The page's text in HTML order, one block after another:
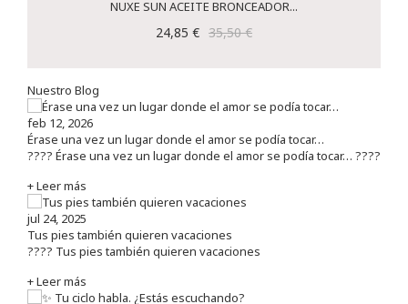
NUXE SUN ACEITE BRONCEADOR...
24,85 € 35,50 €
Nuestro Blog
feb 12, 2026
Érase una vez un lugar donde el amor se podía tocar…
???? Érase una vez un lugar donde el amor se podía tocar… ????
+ Leer más
jul 24, 2025
Tus pies también quieren vacaciones
???? Tus pies también quieren vacaciones
+ Leer más